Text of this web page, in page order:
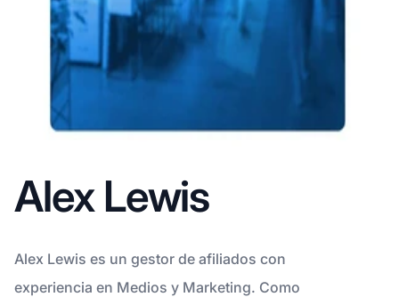
Alex Lewis
Alex Lewis es un gestor de afiliados con
experiencia en Medios y Marketing. Como